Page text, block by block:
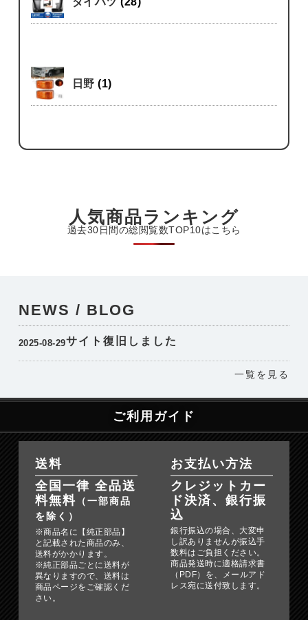
日野(1)
人気商品ランキング
過去30日間の総閲覧数TOP10はこちら
NEWS / BLOG
2025-08-29サイト復旧しました
一覧を見る
ご利用ガイド
送料
全国一律 全品送
料無料 （一部商品
を除く）
※商品名に【純正部品】
と記載された商品のみ、
送料がかかります。
※純正部品ごとに送料が
異なりますので、送料は
商品ページをご確認くだ
さい。
お支払い方法
クレジットカー
ド決済、銀行振
込
銀行振込の場合、大変申
し訳ありませんが振込手
数料はご負担ください。
商品発送時に適格請求書
（PDF）を、メールアド
レス宛に送付致します。